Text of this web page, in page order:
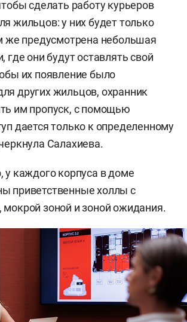
сделать работу курьеров
жильцов: у них будет только
же предусмотрена небольшая
где они будут оставлять свой
их появление было
других жильцов, охранник
им пропуск, с помощью
дается только к определенному
Салахиева.
у каждого корпуса в доме
приветственные холлы с
зоной и зоной ожидания.